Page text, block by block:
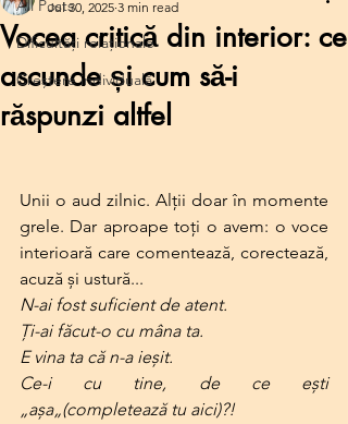
All Posts
Dificultăți relaționale
Creștere individuală
Vocea critică din interior: ce
ascunde și cum să-i
răspunzi altfel
Jul 30, 2025 3 min read
Unii o aud zilnic. Alții doar în momente
grele. Dar aproape toți o avem: o voce
interioară care comentează, corectează,
acuză și ustură...
N-ai fost suficient de atent.
Ți-ai făcut-o cu mâna ta.
E vina ta că n-a ieșit.
Ce-i cu tine, de ce ești
„așa„(completează tu aici)?!